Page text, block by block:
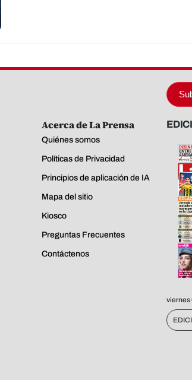
Acerca de La Prensa
Quiénes somos
Políticas de Privacidad
Principios de aplicación de IA
Mapa del sitio
Kiosco
Preguntas Frecuentes
Contáctenos
viernes